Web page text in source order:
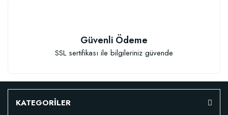
Güvenli Ödeme
SSL sertifikası ile bilgileriniz güvende
KATEGORİLER